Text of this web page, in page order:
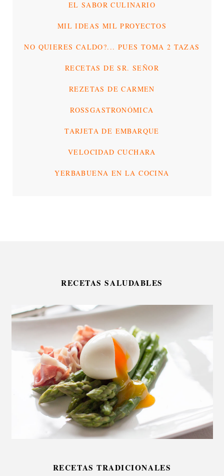
EL SABOR CULINARIO
MIL IDEAS MIL PROYECTOS
NO QUIERES CALDO?... PUES TOMA 2 TAZAS
RECETAS DE SR. SEÑOR
REZETAS DE CARMEN
ROSSGASTRONÓMICA
TARJETA DE EMBARQUE
VELOCIDAD CUCHARA
YERBABUENA EN LA COCINA
RECETAS SALUDABLES
RECETAS TRADICIONALES